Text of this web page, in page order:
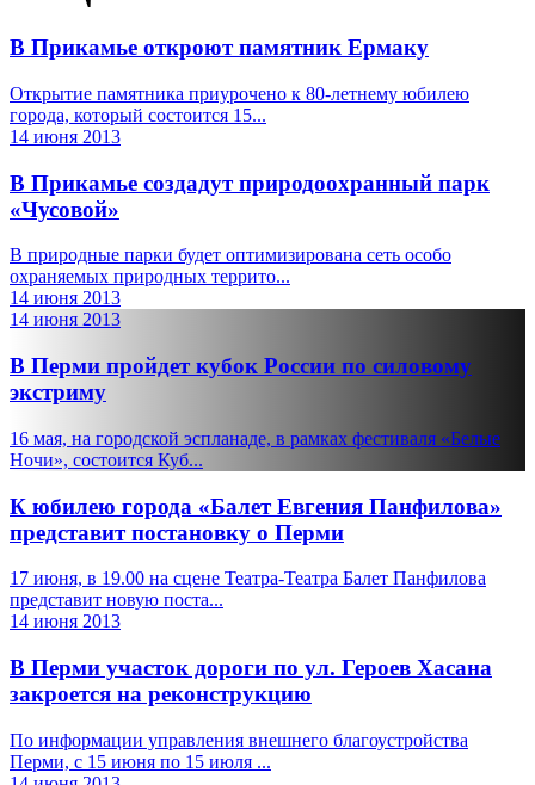
В Прикамье откроют памятник Ермаку
Открытие памятника приурочено к 80-летнему юбилею
города, который состоится 15...
14 июня 2013
В Прикамье создадут природоохранный парк
«Чусовой»
В природные парки будет оптимизирована сеть особо
охраняемых природных террито...
14 июня 2013
14 июня 2013
В Перми пройдет кубок России по силовому
экстриму
16 мая, на городской эспланаде, в рамках фестиваля «Белые
Ночи», состоится Куб...
К юбилею города «Балет Евгения Панфилова»
представит постановку о Перми
17 июня, в 19.00 на сцене Театра-Театра Балет Панфилова
представит новую поста...
14 июня 2013
В Перми участок дороги по ул. Героев Хасана
закроется на реконструкцию
По информации управления внешнего благоустройства
Перми, с 15 июня по 15 июля ...